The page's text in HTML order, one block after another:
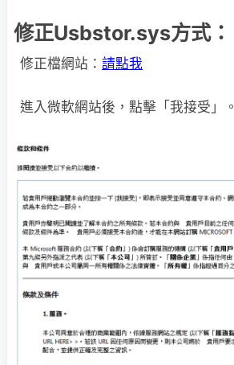
修正Usbstor.sys方式：
修正檔網站： 請點我
進入微軟網站後，點擊「我接受」。